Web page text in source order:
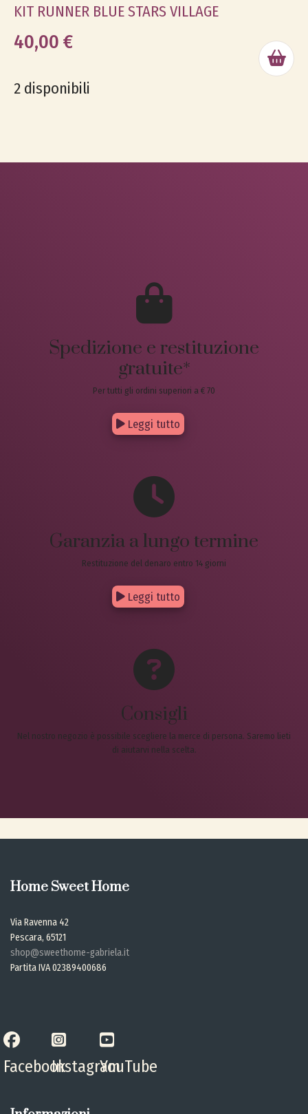
KIT RUNNER BLUE STARS VILLAGE
40,00 €
2 disponibili
Spedizione e restituzione
gratuite*
Per tutti gli ordini superiori a € 70
Leggi tutto
Garanzia a lungo termine
Restituzione del denaro entro 14 giorni
Leggi tutto
Consigli
Nel nostro negozio è possibile scegliere la merce di persona. Saremo lieti
di aiutarvi nella scelta.
Home Sweet Home
Via Ravenna 42
Pescara, 65121
shop@sweethome-gabriela.it
Partita IVA 02389400686
FacebookInstagramYouTube